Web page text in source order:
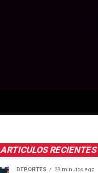
ARTICULOS RECIENTES
DEPORTES 38 minutos ago